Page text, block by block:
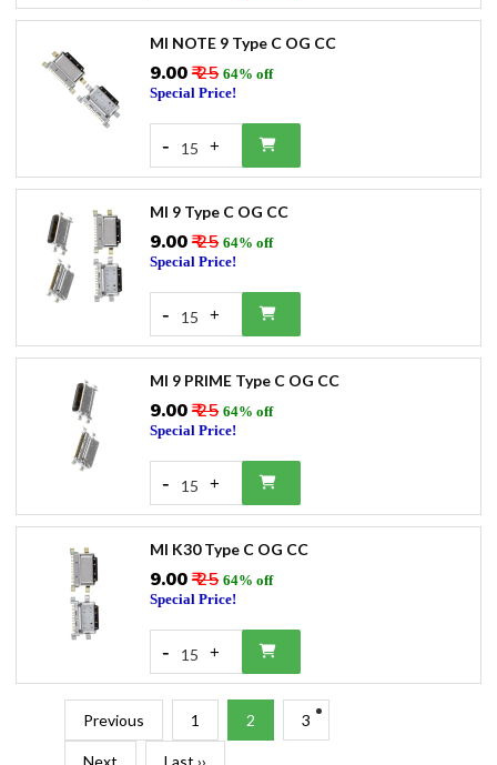
MI NOTE 9 Type C OG CC
₹9.00₹ 25 64% off
Special Price!
- 15 +
MI 9 Type C OG CC
₹9.00₹ 25 64% off
Special Price!
- 15 +
MI 9 PRIME Type C OG CC
₹9.00₹ 25 64% off
Special Price!
- 15 +
MI K30 Type C OG CC
₹9.00₹ 25 64% off
Special Price!
- 15 +
Previous 1 2 3
Next Last ››